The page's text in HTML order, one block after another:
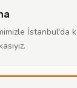
İstanbul'da